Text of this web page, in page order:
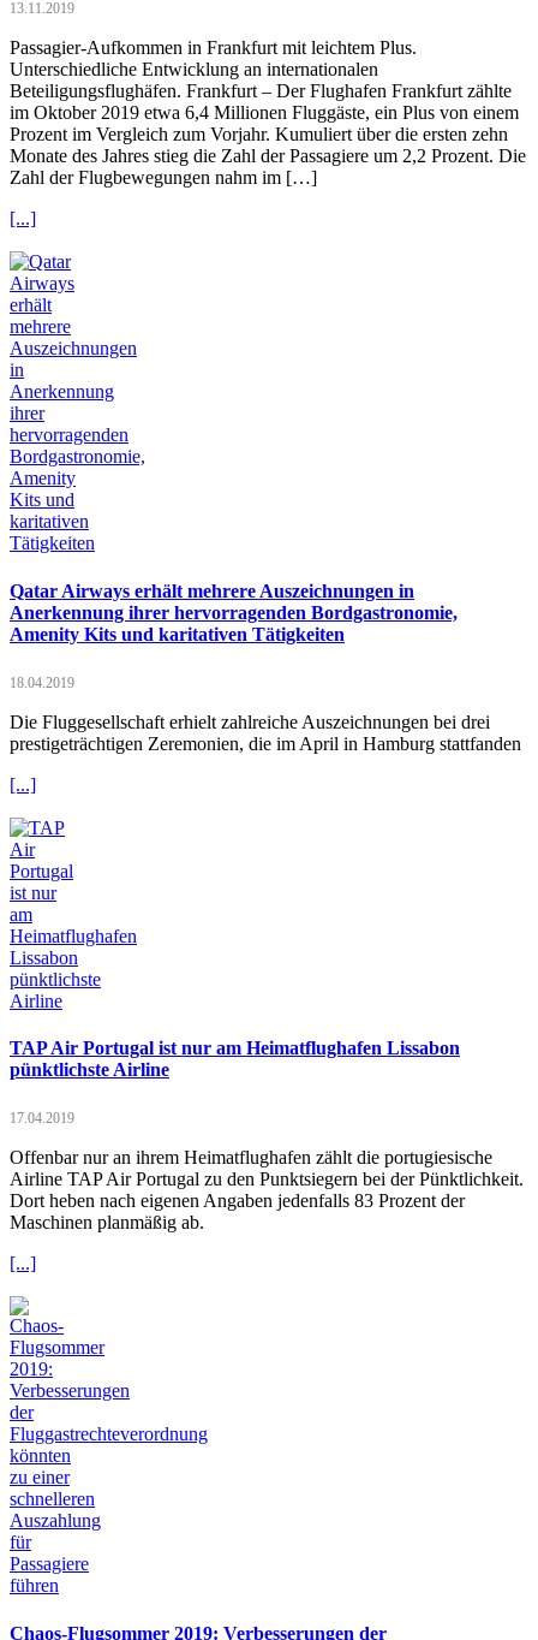
13.11.2019
Passagier-Aufkommen in Frankfurt mit leichtem Plus.
Unterschiedliche Entwicklung an internationalen
Beteiligungsflughäfen. Frankfurt – Der Flughafen Frankfurt zählte
im Oktober 2019 etwa 6,4 Millionen Fluggäste, ein Plus von einem
Prozent im Vergleich zum Vorjahr. Kumuliert über die ersten zehn
Monate des Jahres stieg die Zahl der Passagiere um 2,2 Prozent. Die
Zahl der Flugbewegungen nahm im […]
[...]
Qatar Airways erhält mehrere Auszeichnungen in
Anerkennung ihrer hervorragenden Bordgastronomie,
Amenity Kits und karitativen Tätigkeiten
18.04.2019
Die Fluggesellschaft erhielt zahlreiche Auszeichnungen bei drei
prestigeträchtigen Zeremonien, die im April in Hamburg stattfanden
[...]
TAP Air Portugal ist nur am Heimatflughafen Lissabon
pünktlichste Airline
17.04.2019
Offenbar nur an ihrem Heimatflughafen zählt die portugiesische
Airline TAP Air Portugal zu den Punktsiegern bei der Pünktlichkeit.
Dort heben nach eigenen Angaben jedenfalls 83 Prozent der
Maschinen planmäßig ab.
[...]
Chaos-Flugsommer 2019: Verbesserungen der